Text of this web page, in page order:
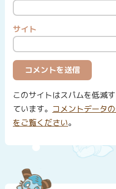
サイト
このサイトはスパムを低減
ています。 コメントデータ
をご覧ください。